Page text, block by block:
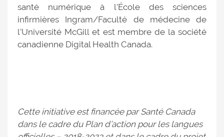
santé numérique à l'École des sciences
infirmières Ingram/Faculté de médecine de
l’Université McGill et est membre de la société
canadienne Digital Health Canada.
Cette initiative est financée par Santé Canada
dans le cadre du Plan d’action pour les langues